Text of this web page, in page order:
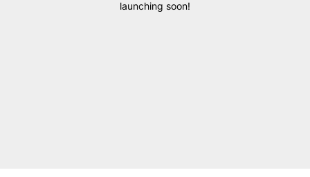
launching soon!